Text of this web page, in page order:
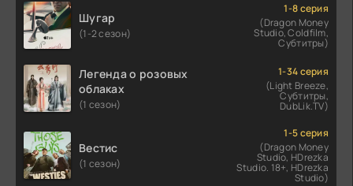
Шугар
(1-2 сезон)
1-8 серия
(Dragon Money
Studio, Coldfilm,
Субтитры)
Легенда о розовых
облаках
(1 сезон)
1-34 серия
(Light Breeze,
Субтитры,
DubLik.TV)
Вестис
(1 сезон)
1-5 серия
(Dragon Money
Studio, HDrezka
Studio. 18+, HDrezka
Studio)